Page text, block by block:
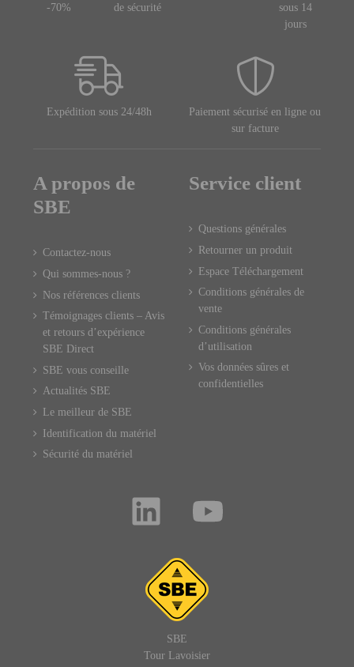
-70%
de sécurité
sous 14
jours
Expédition sous 24/48h
Paiement sécurisé en ligne ou
sur facture
A propos de
SBE
Contactez-nous
Qui sommes-nous ?
Nos références clients
Témoignages clients – Avis
et retours d’expérience
SBE Direct
SBE vous conseille
Actualités SBE
Le meilleur de SBE
Identification du matériel
Sécurité du matériel
Service client
Questions générales
Retourner un produit
Espace Téléchargement
Conditions générales de
vente
Conditions générales
d’utilisation
Vos données sûres et
confidentielles
SBE
Tour Lavoisier